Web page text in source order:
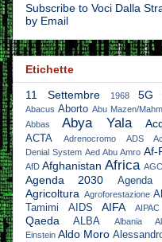
Subscribe to Voci Dalla
by Email
Etichette
11 Settembre
1968 5G
Abacus Aborto Abu Mazen/
Abbas
Abya Yala
ACTA Adrenocromo
ADS
Denial System Aed Abu Amro Af-
AfD Afghanistan Africa
Agenda 2030 Agenda
Agricoltura Agroforestazione
Tamimi
AIDS AIFA AIPAC
Qaeda
ALBA Albania
Einstein Aldo Moro